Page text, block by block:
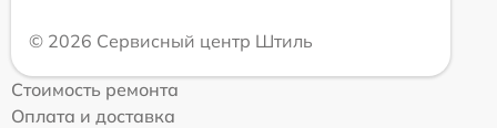
© 2026 Сервисный центр Штиль
Стоимость ремонта
Оплата и доставка